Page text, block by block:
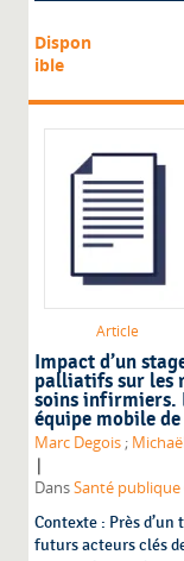
Dispon
ible
Article
Impact d’un
palliatifs sur les
soins infirmiers.
équipe mobile
Marc Degois ;
|
DansSanté publique
Contexte : Près
futurs acteurs clés